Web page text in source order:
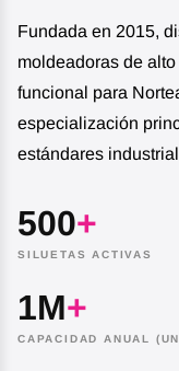
Fundada en 2015,
moldeadoras de
funcional para
especialización
estándares
500+
SILUETAS ACTIVAS
1M+
CAPACIDAD ANUAL